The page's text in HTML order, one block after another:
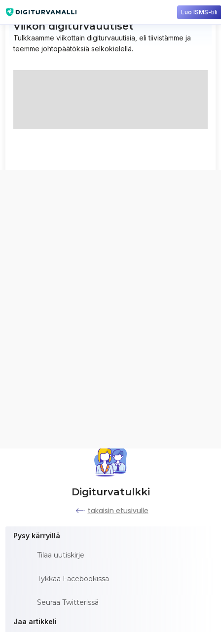
Digiturvatulkki
takaisin etusivulle
Pysy kärryillä
Tilaa uutiskirje
Tykkää Facebookissa
Seuraa Twitterissä
Jaa artikkeli
Viikon digiturvauutiset
Tulkkaamme viikottain digiturvauutisia, eli tiivistämme ja
teemme johtopäätöksiä selkokielellä.
Luo ISMS-tili